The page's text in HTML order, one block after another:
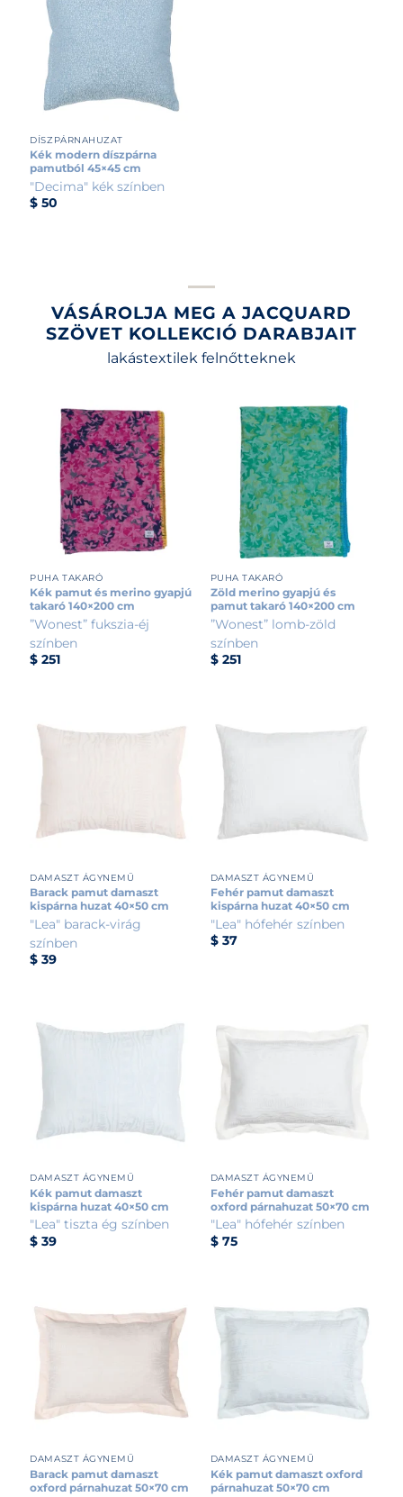
DÍSZPÁRNAHUZAT
Kék modern díszpárna
pamutból 45×45 cm
"Decima" kék színben
$ 50
VÁSÁROLJA MEG A JACQUARD
SZÖVET KOLLEKCIÓ DARABJAIT
lakástextilek felnőtteknek
PUHA TAKARÓ
Kék pamut és merino gyapjú
takaró 140×200 cm
”Wonest” fukszia-éj
színben
$ 251
PUHA TAKARÓ
Zöld merino gyapjú és
pamut takaró 140×200 cm
”Wonest” lomb-zöld
színben
$251
DAMASZT ÁGYNEMŰ
Barack pamut damaszt
kispárna huzat 40×50 cm
"Lea" barack-virág
színben
$ 39
DAMASZT ÁGYNEMŰ
Fehér pamut damaszt
kispárna huzat 40×50 cm
"Lea" hófehér színben
$37
DAMASZT ÁGYNEMŰ
Kék pamut damaszt
kispárna huzat 40×50 cm
"Lea" tiszta ég színben
$ 39
DAMASZT ÁGYNEMŰ
Fehér pamut damaszt
oxford párnahuzat 50×70 cm
"Lea" hófehér színben
$75
DAMASZT ÁGYNEMŰ
Barack pamut damaszt
oxford párnahuzat 50×70 cm
DAMASZT ÁGYNEMŰ
Kék pamut damaszt oxford
párnahuzat 50×70 cm